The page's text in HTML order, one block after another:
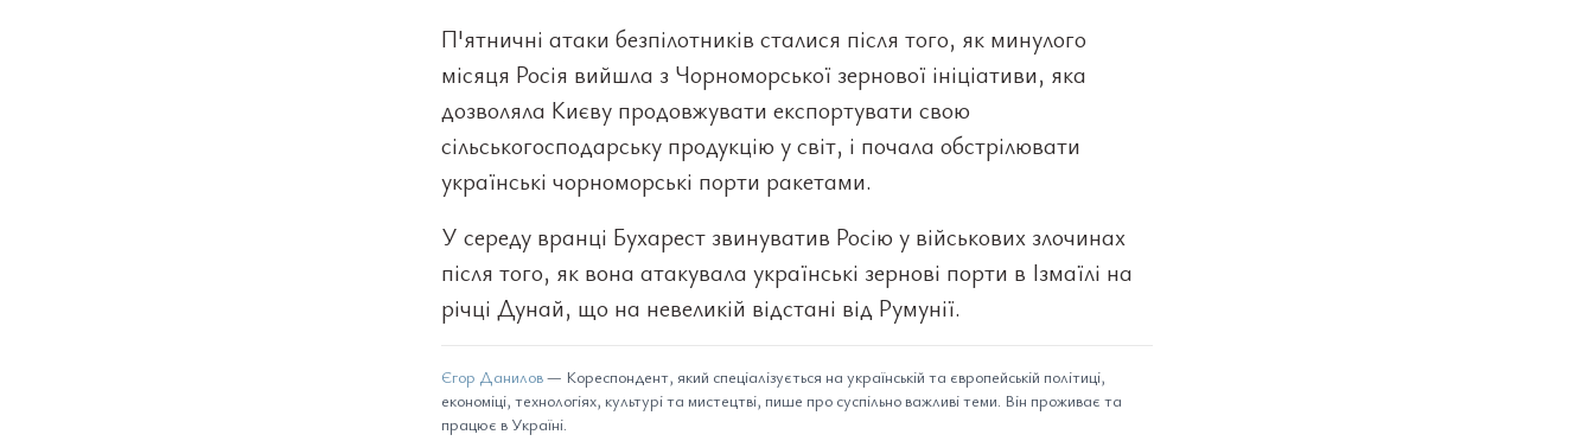
П'ятничні атаки безпілотників сталися після того, як минулого
місяця Росія вийшла з Чорноморської зернової ініціативи, яка
дозволяла Києву продовжувати експортувати свою
сільськогосподарську продукцію у світ, і почала обстрілювати
українські чорноморські порти ракетами.
У середу вранці Бухарест звинуватив Росію у військових злочинах
після того, як вона атакувала українські зернові порти в Ізмаїлі на
річці Дунай, що на невеликій відстані від Румунії.
Єгор Данилов— Кореспондент, який спеціалізується на українській та європейській політиці,
економіці, технологіях, культурі та мистецтві, пише про суспільно важливі теми. Він проживає та
працює в Україні.